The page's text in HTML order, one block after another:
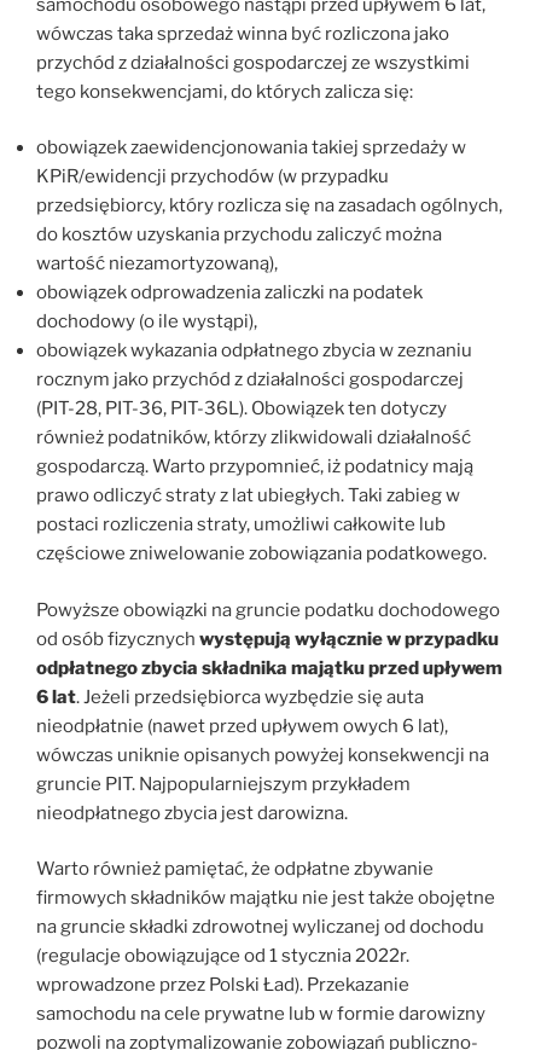
samochodu osobowego nastąpi przed upływem 6 lat,
wówczas taka sprzedaż winna być rozliczona jako
przychód z działalności gospodarczej ze wszystkimi
tego konsekwencjami, do których zalicza się:
obowiązek zaewidencjonowania takiej sprzedaży w
KPiR/ewidencji przychodów (w przypadku
przedsiębiorcy, który rozlicza się na zasadach ogólnych,
do kosztów uzyskania przychodu zaliczyć można
wartość niezamortyzowaną),
obowiązek odprowadzenia zaliczki na podatek
dochodowy (o ile wystąpi),
obowiązek wykazania odpłatnego zbycia w zeznaniu
rocznym jako przychód z działalności gospodarczej
(PIT-28, PIT-36, PIT-36L). Obowiązek ten dotyczy
również podatników, którzy zlikwidowali działalność
gospodarczą. Warto przypomnieć, iż podatnicy mają
prawo odliczyć straty z lat ubiegłych. Taki zabieg w
postaci rozliczenia straty, umożliwi całkowite lub
częściowe zniwelowanie zobowiązania podatkowego.
Powyższe obowiązki na gruncie podatku dochodowego
od osób fizycznych występują wyłącznie w przypadku
odpłatnego zbycia składnika majątku przed upływem
6 lat. Jeżeli przedsiębiorca wyzbędzie się auta
nieodpłatnie (nawet przed upływem owych 6 lat),
wówczas uniknie opisanych powyżej konsekwencji na
gruncie PIT. Najpopularniejszym przykładem
nieodpłatnego zbycia jest darowizna.
Warto również pamiętać, że odpłatne zbywanie
firmowych składników majątku nie jest także obojętne
na gruncie składki zdrowotnej wyliczanej od dochodu
(regulacje obowiązujące od 1 stycznia 2022r.
wprowadzone przez Polski Ład). Przekazanie
samochodu na cele prywatne lub w formie darowizny
pozwoli na zoptymalizowanie zobowiązań publiczno-